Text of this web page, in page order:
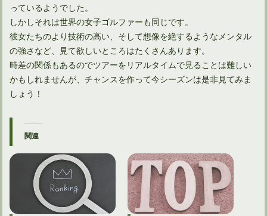
っているようでした。
しかしそれは世界の女子ゴルファーも同じです。
彼女たちのより技術の高い、そして想像を絶するようなメンタル
の強さなど、見て欲しいところはたくさんあります。
時差の関係もあるのでツアーをリアルタイムで見ることは難しい
かもしれませんが、チャンスを作って今シーズンは是非見てみま
しょう！
関連